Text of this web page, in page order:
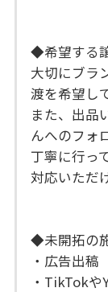
◆希望する
大切にブラ
渡を希望し
また、出品
んへのフォ
丁寧に行っ
対応いただ
◆未開拓の
・広告出稿
・TikTok